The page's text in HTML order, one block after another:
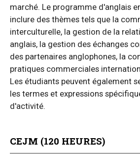
marché. Le programme d'anglais
inclure des thèmes tels que la
interculturelle, la gestion de la
anglais, la gestion des échanges
des partenaires anglophones, la
pratiques commerciales
Les étudiants peuvent également
les termes et expressions
d'activité.
CEJM (120 HEURES)